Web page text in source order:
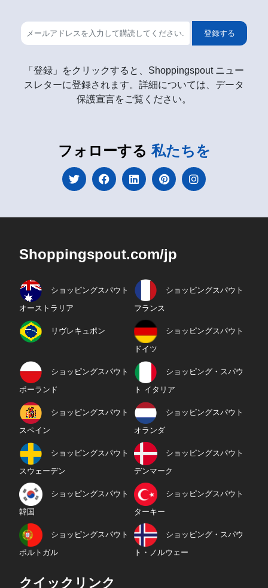
登録する
「登録」をクリックすると、Shoppingspout ニュー
スレターに登録されます。詳細については、データ
保護宣言をご覧ください。
フォローする 私たちを
Shoppingspout.com/jp
ショッピングスパウト
オーストラリア
ショッピングスパウト
フランス
リヴレキュポン ショッピングスパウト
ドイツ
ショッピングスパウト
ポーランド
ショッピング・スパウ
ト イタリア
ショッピングスパウト
スペイン
ショッピングスパウト
オランダ
ショッピングスパウト
スウェーデン
ショッピングスパウト
デンマーク
ショッピングスパウト
韓国
ショッピングスパウト
ターキー
ショッピングスパウト
ポルトガル
ショッピング・スパウ
ト・ノルウェー
クイックリンク